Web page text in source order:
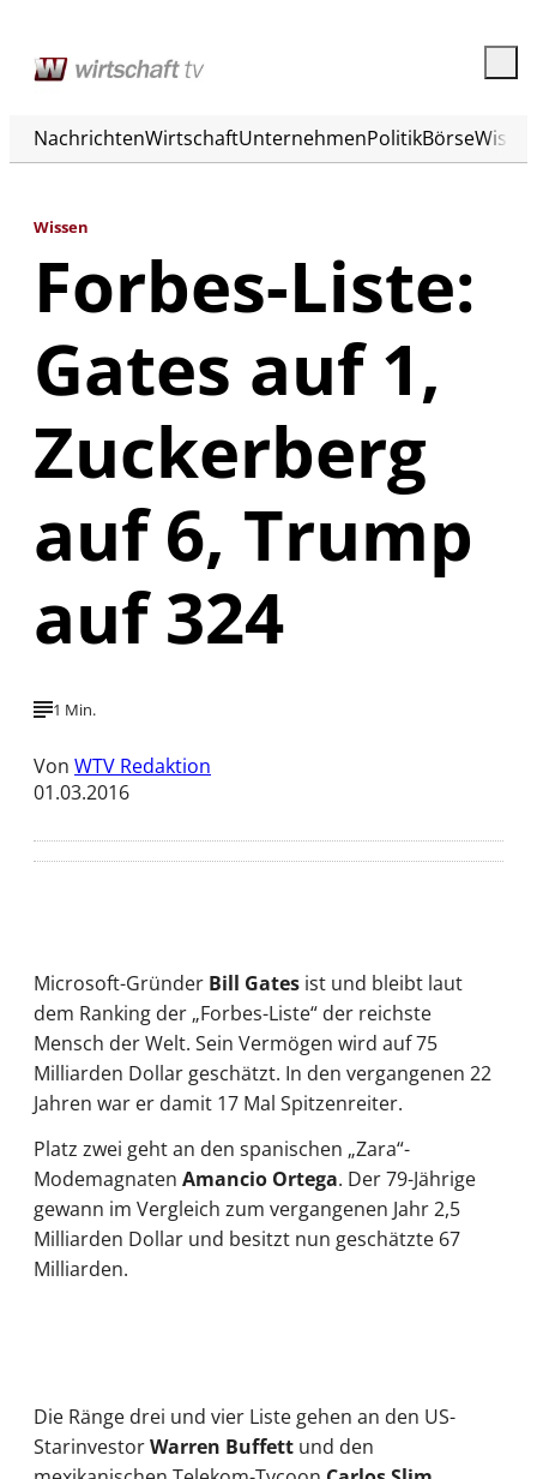
NachrichtenWirtschaftUnternehmenPolitikBörse
Wissen
Forbes-Liste:
Gates auf 1,
Zuckerberg
auf 6, Trump
auf 324
1 Min.
Von WTV Redaktion
01.03.2016
Microsoft-Gründer Bill Gates ist und bleibt laut
dem Ranking der „Forbes-Liste“ der reichste
Mensch der Welt. Sein Vermögen wird auf 75
Milliarden Dollar geschätzt. In den vergangenen 22
Jahren war er damit 17 Mal Spitzenreiter.
Platz zwei geht an den spanischen „Zara“-
Modemagnaten Amancio Ortega. Der 79-Jährige
gewann im Vergleich zum vergangenen Jahr 2,5
Milliarden Dollar und besitzt nun geschätzte 67
Milliarden.
Die Ränge drei und vier Liste gehen an den US-
StarinvestorWarren Buffett und den